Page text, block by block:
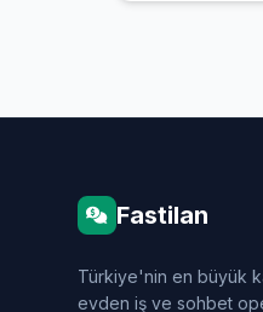
Fastilan
Türkiye'nin en büyük
evden iş ve sohbet